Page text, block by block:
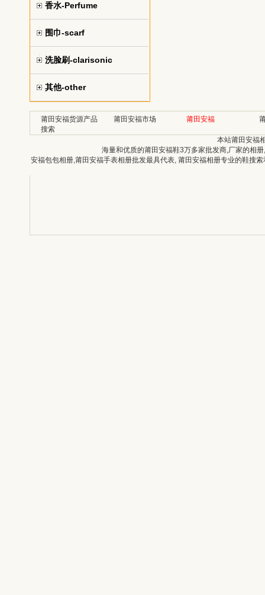
香水-Perfume
围巾-scarf
洗脸刷-clarisonic
其他-other
莆田安福货源产品
搜索
莆田安福市场 莆田安福
本站莆田安福
海量和优质的莆田安福鞋3万多家批发商,厂家的相
安福包包相册,莆田安福手表相册批发最具代表, 莆田安福相册专业的鞋搜